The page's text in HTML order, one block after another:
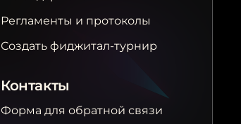
Регламенты и протоколы
Создать фиджитал-турнир
Контакты
Форма для обратной связи